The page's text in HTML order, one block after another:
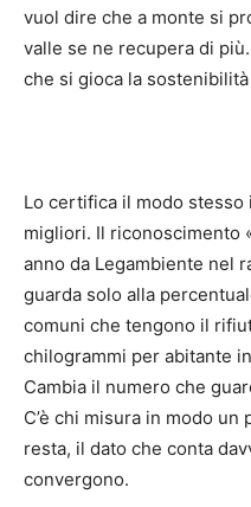
vuol dire che a monte si
valle se ne recupera di
che si gioca la
Lo certifica il modo
migliori. Il riconoscimento
anno da Legambiente nel
guarda solo alla
comuni che tengono il
chilogrammi per abitante
Cambia il numero che
C’è chi misura in modo un
resta, il dato che conta
convergono.